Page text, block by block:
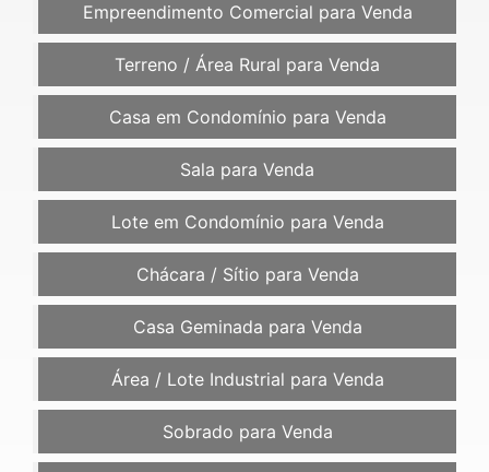
Empreendimento Comercial para Venda
Terreno / Área Rural para Venda
Casa em Condomínio para Venda
Sala para Venda
Lote em Condomínio para Venda
Chácara / Sítio para Venda
Casa Geminada para Venda
Área / Lote Industrial para Venda
Sobrado para Venda